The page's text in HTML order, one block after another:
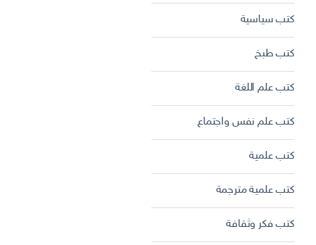
كتب سياسية
كتب طبخ
كتب علم اللغة
كتب علم نفس واجتماع
كتب علمية
كتب علمية مترجمة
كتب فكر وثقافة